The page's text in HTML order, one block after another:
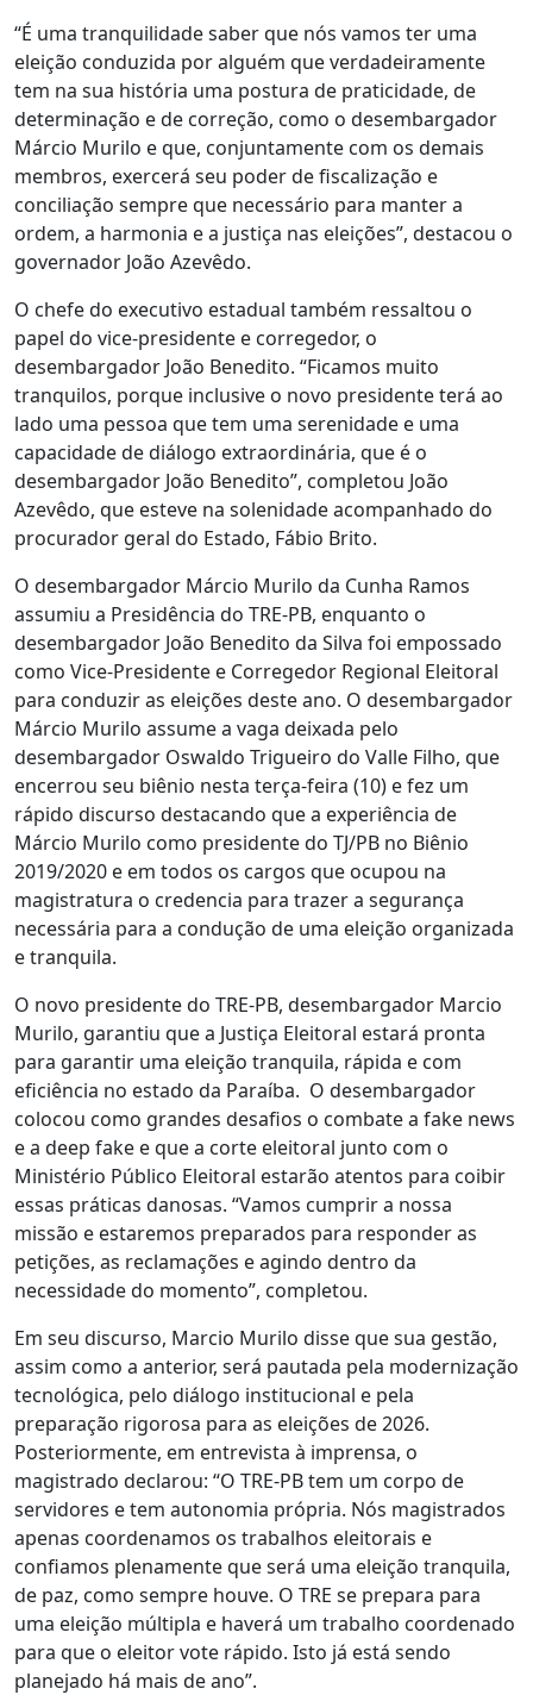
“É uma tranquilidade saber que nós vamos ter uma
eleição conduzida por alguém que verdadeiramente
tem na sua história uma postura de praticidade, de
determinação e de correção, como o desembargador
Márcio Murilo e que, conjuntamente com os demais
membros, exercerá seu poder de fiscalização e
conciliação sempre que necessário para manter a
ordem, a harmonia e a justiça nas eleições”, destacou o
governador João Azevêdo.
O chefe do executivo estadual também ressaltou o
papel do vice-presidente e corregedor, o
desembargador João Benedito. “Ficamos muito
tranquilos, porque inclusive o novo presidente terá ao
lado uma pessoa que tem uma serenidade e uma
capacidade de diálogo extraordinária, que é o
desembargador João Benedito”, completou João
Azevêdo, que esteve na solenidade acompanhado do
procurador geral do Estado, Fábio Brito.
O desembargador Márcio Murilo da Cunha Ramos
assumiu a Presidência do TRE-PB, enquanto o
desembargador João Benedito da Silva foi empossado
como Vice-Presidente e Corregedor Regional Eleitoral
para conduzir as eleições deste ano. O desembargador
Márcio Murilo assume a vaga deixada pelo
desembargador Oswaldo Trigueiro do Valle Filho, que
encerrou seu biênio nesta terça-feira (10) e fez um
rápido discurso destacando que a experiência de
Márcio Murilo como presidente do TJ/PB no Biênio
2019/2020 e em todos os cargos que ocupou na
magistratura o credencia para trazer a segurança
necessária para a condução de uma eleição organizada
e tranquila.
O novo presidente do TRE-PB, desembargador Marcio
Murilo, garantiu que a Justiça Eleitoral estará pronta
para garantir uma eleição tranquila, rápida e com
eficiência no estado da Paraíba. O desembargador
colocou como grandes desafios o combate a fake news
e a deep fake e que a corte eleitoral junto com o
Ministério Público Eleitoral estarão atentos para coibir
essas práticas danosas. “Vamos cumprir a nossa
missão e estaremos preparados para responder as
petições, as reclamações e agindo dentro da
necessidade do momento”, completou.
Em seu discurso, Marcio Murilo disse que sua gestão,
assim como a anterior, será pautada pela modernização
tecnológica, pelo diálogo institucional e pela
preparação rigorosa para as eleições de 2026.
Posteriormente, em entrevista à imprensa, o
magistrado declarou: “O TRE-PB tem um corpo de
servidores e tem autonomia própria. Nós magistrados
apenas coordenamos os trabalhos eleitorais e
confiamos plenamente que será uma eleição tranquila,
de paz, como sempre houve. O TRE se prepara para
uma eleição múltipla e haverá um trabalho coordenado
para que o eleitor vote rápido. Isto já está sendo
planejado há mais de ano”.